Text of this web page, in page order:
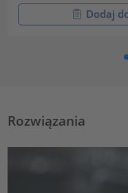
Dodaj
Rozwiązania